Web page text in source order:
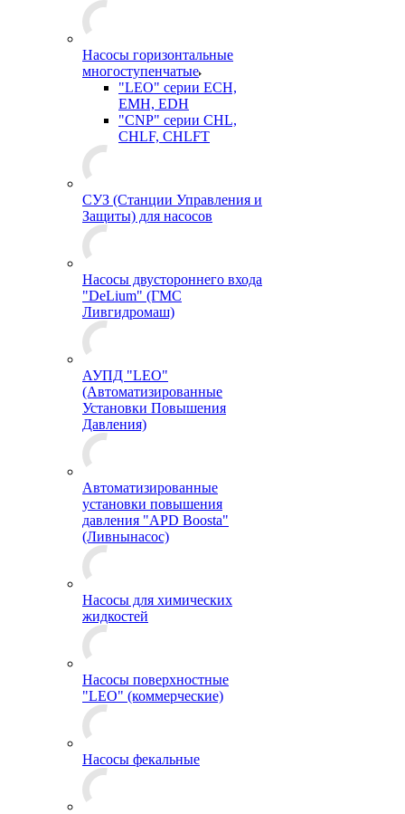
Насосы горизонтальные
многоступенчатые
"LEO" серии ECH,
EMH, EDH
"CNP" серии CHL,
CHLF, CHLFT
СУЗ (Станции Управления и
Защиты) для насосов
Насосы двустороннего входа
"DeLium" (ГМС
Ливгидромаш)
АУПД "LEO"
(Автоматизированные
Установки Повышения
Давления)
Автоматизированные
установки повышения
давления "APD Boosta"
(Ливнынасос)
Насосы для химических
жидкостей
Насосы поверхностные
"LEO" (коммерческие)
Насосы фекальные